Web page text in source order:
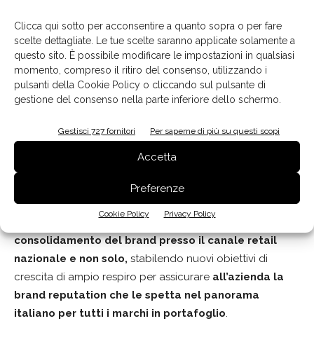
Clicca qui sotto per acconsentire a quanto sopra o per fare
scelte dettagliate. Le tue scelte saranno applicate solamente a
questo sito. È possibile modificare le impostazioni in qualsiasi
momento, compreso il ritiro del consenso, utilizzando i
pulsanti della Cookie Policy o cliccando sul pulsante di
gestione del consenso nella parte inferiore dello schermo.
Gestisci 727 fornitori Per saperne di più su questi scopi
Accetta
Preferenze
Cookie Policy Privacy Policy
valorizzazione delle filiali a livello locale per consentire
al colosso cinese di venire incontro alle esigenze
specifiche delle diverse clientele.
È in questa direzione di sviluppo delle realtà locali che
sono collocati i recenti cambiamenti nell’ambito della
di General Manager e diretto referente a Marianna Zhao,
Midea.
Forte di una solida esperienza maturata come figura
chiave del Business Development di Whirlpool,Di Luzio
è approdato in Midea con grandi piani per il
consolidamento del brand presso il canale retail
nazionale e non solo, stabilendo nuovi obiettivi di
crescita di ampio respiro per assicurare all’azienda la
brand reputation che le spetta nel panorama
italiano per tutti i marchi in portafoglio